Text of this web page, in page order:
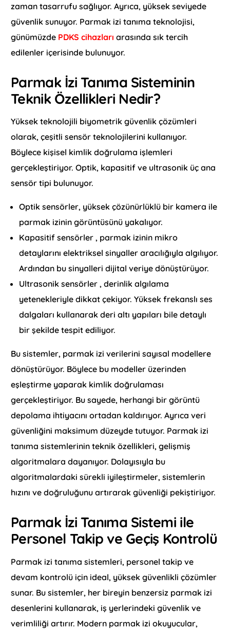
zaman tasarrufu sağlıyor. Ayrıca, yüksek seviyede
güvenlik sunuyor. Parmak izi tanıma teknolojisi,
günümüzde PDKS cihazları arasında sık tercih
edilenler içerisinde bulunuyor.
Parmak İzi Tanıma Sisteminin
Teknik Özellikleri Nedir?
Yüksek teknolojili biyometrik güvenlik çözümleri
olarak, çeşitli sensör teknolojilerini kullanıyor.
Böylece kişisel kimlik doğrulama işlemleri
gerçekleştiriyor. Optik, kapasitif ve ultrasonik üç ana
sensör tipi bulunuyor.
Optik sensörler, yüksek çözünürlüklü bir kamera ile
parmak izinin görüntüsünü yakalıyor.
Kapasitif sensörler , parmak izinin mikro
detaylarını elektriksel sinyaller aracılığıyla algılıyor.
Ardından bu sinyalleri dijital veriye dönüştürüyor.
Ultrasonik sensörler , derinlik algılama
yetenekleriyle dikkat çekiyor. Yüksek frekanslı ses
dalgaları kullanarak deri altı yapıları bile detaylı
bir şekilde tespit ediliyor.
Bu sistemler, parmak izi verilerini sayısal modellere
dönüştürüyor. Böylece bu modeller üzerinden
eşleştirme yaparak kimlik doğrulaması
gerçekleştiriyor. Bu sayede, herhangi bir görüntü
depolama ihtiyacını ortadan kaldırıyor. Ayrıca veri
güvenliğini maksimum düzeyde tutuyor. Parmak izi
tanıma sistemlerinin teknik özellikleri, gelişmiş
algoritmalara dayanıyor. Dolayısıyla bu
algoritmalardaki sürekli iyileştirmeler, sistemlerin
hızını ve doğruluğunu artırarak güvenliği pekiştiriyor.
Parmak İzi Tanıma Sistemi ile
Personel Takip ve Geçiş Kontrolü
Parmak izi tanıma sistemleri, personel takip ve
devam kontrolü için ideal, yüksek güvenlikli çözümler
sunar. Bu sistemler, her bireyin benzersiz parmak izi
desenlerini kullanarak, iş yerlerindeki güvenlik ve
verimliliği artırır. Modern parmak izi okuyucular,